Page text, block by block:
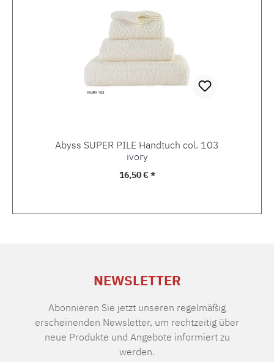
Abyss SUPER PILE Handtuch col. 103
ivory
Regulärer Preis:
16,50 € *
NEWSLETTER
Abonnieren Sie jetzt unseren regelmäßig
erscheinenden Newsletter, um rechtzeitig über
neue Produkte und Angebote informiert zu
werden.